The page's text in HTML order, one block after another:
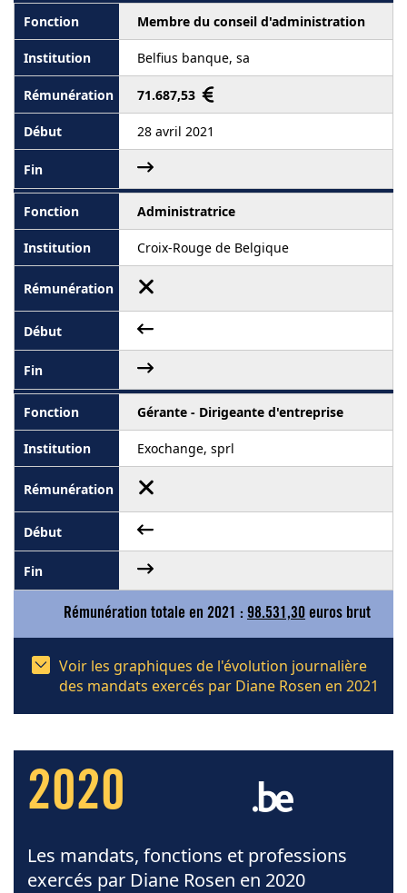
Membre du conseil d'administration
Belfius banque, sa
71.687,53
28 avril 2021
Administratrice
Croix-Rouge de Belgique
Gérante - Dirigeante d'entreprise
Exochange, sprl
Rémunération totale en 2021 : 98.531,30 euros brut
Voir les graphiques de l'évolution journalière
des mandats exercés par Diane Rosen en 2021
2020
Les mandats, fonctions et professions
exercés par Diane Rosen en 2020